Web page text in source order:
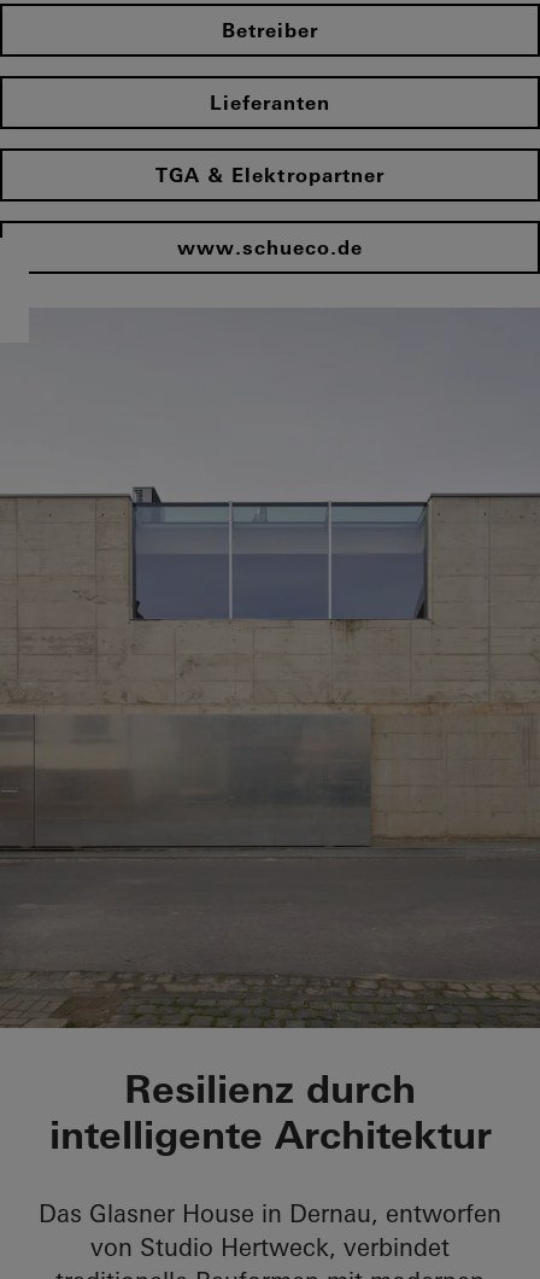
Betreiber
Lieferanten
TGA & Elektropartner
www.schueco.de
Glasner House
Resilienz durch
intelligente Architektur
Das Glasner House in Dernau, entworfen
von Studio Hertweck, verbindet